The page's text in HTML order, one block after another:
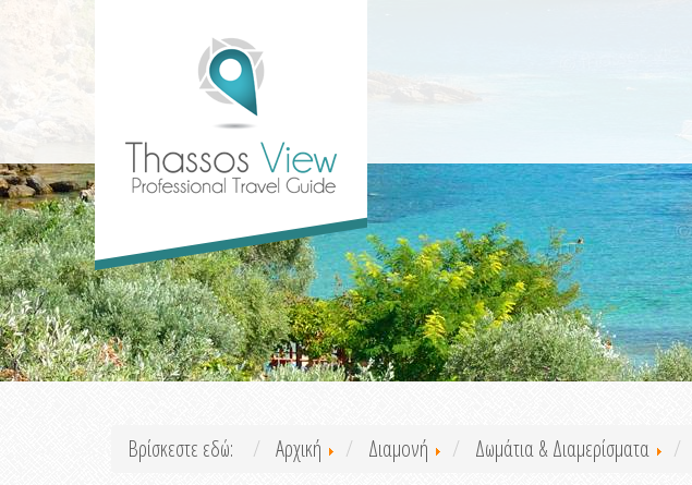
Βρίσκεστε εδώ: Αρχική Διαμονή Δωμάτια & Διαμερίσματα